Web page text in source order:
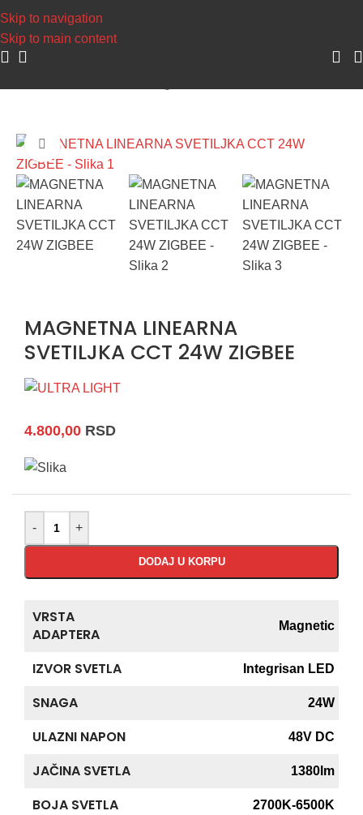
Skip to navigation
Skip to main content
Uvećaj sliku
MAGNETNA LINEARNA
SVETILJKA CCT 24W ZIGBEE
4.800,00 RSD
- +
DODAJ U KORPU
VRSTA
ADAPTERA
Magnetic
IZVOR SVETLA Integrisan LED
SNAGA 24W
ULAZNI NAPON 48V DC
JAČINA SVETLA 1380lm
BOJA SVETLA 2700K-6500K